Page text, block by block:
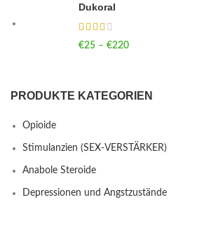
Dukoral
€25 – €220
PRODUKTE KATEGORIEN
Opioide
Stimulanzien (SEX-VERSTÄRKER)
Anabole Steroide
Depressionen und Angstzustände